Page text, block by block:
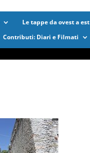
Le tappe da ovest a est
Contributi: Diari e Filmati